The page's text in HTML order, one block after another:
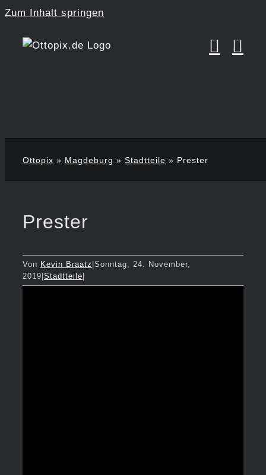
Zum Inhalt springen
Ottopix » Magdeburg » Stadtteile » Prester
Prester
Von Kevin Braatz Sonntag, 24. November,
2019 Stadtteile